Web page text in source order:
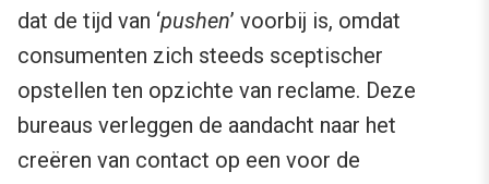
dat de tijd van ‘pushen’ voorbij is, omdat
consumenten zich steeds sceptischer
opstellen ten opzichte van reclame. Deze
bureaus verleggen de aandacht naar het
creëren van contact op een voor de